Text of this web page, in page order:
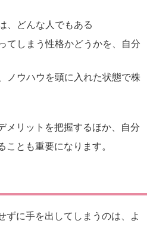
、どんな人でもある
てしまう性格かどうかを、自分
ノウハウを頭に入れた状態で株
メリットを把握するほか、自分
とも重要になります。
ずに手を出してしまうのは、よ